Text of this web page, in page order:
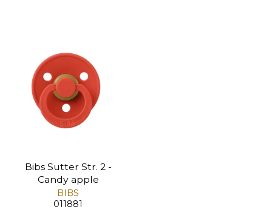
Bibs Sutter Str. 2 -
Candy apple
BIBS
011881